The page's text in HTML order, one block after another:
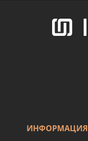
ИНФОРМАЦИЯ